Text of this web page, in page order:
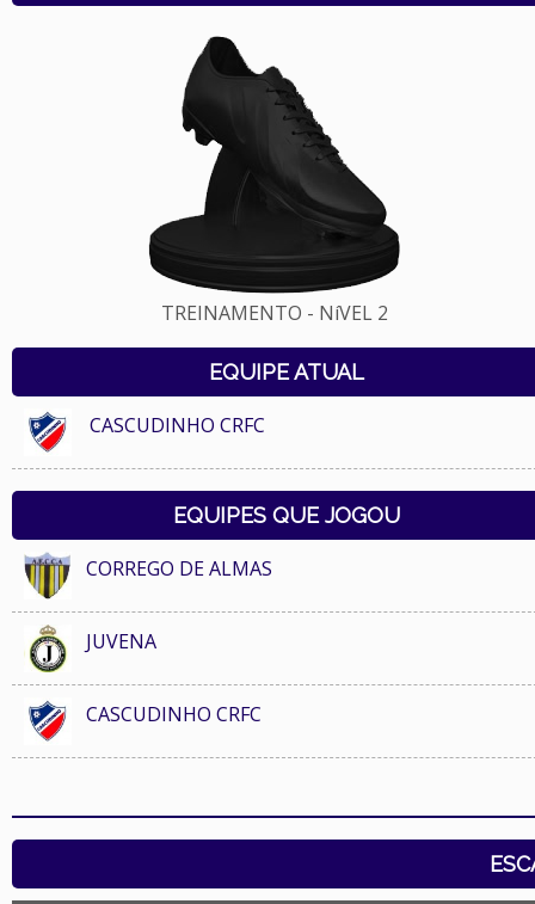
TREINAMENTO - NíVEL 2
EQUIPE ATUAL
CASCUDINHO CRFC
EQUIPES QUE JOGOU
CORREGO DE ALMAS
JUVENA
CASCUDINHO CRFC